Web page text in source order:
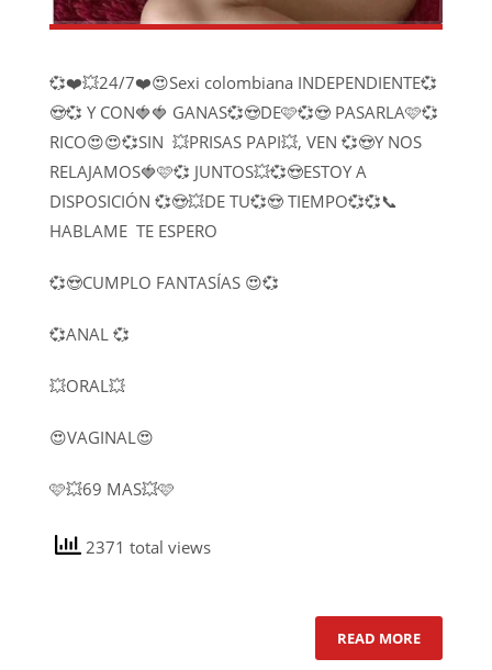
💞❤️💥24/7❤️😍Sexi colombiana INDEPENDIENTE💞
😍💞 Y CON🍓🍓 GANAS💞😍DE🩷💞😍 PASARLA🩷💞
RICO😍😍💞SIN 💥PRISAS PAPI💥, VEN 💞😍Y NOS
RELAJAMOS🍓🩷💞 JUNTOS💥💞😍ESTOY A
DISPOSICIÓN 💞😍💥DE TU💞😍 TIEMPO💞💞📞
HABLAME TE ESPERO
💞😍CUMPLO FANTASÍAS 😍💞
💞ANAL 💞
💥ORAL💥
😍VAGINAL😍
🩷💥69 MAS💥🩷
2371 total views
READ MORE